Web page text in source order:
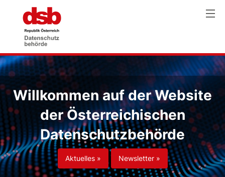
Willkommen auf der Website
der Österreichischen
Datenschutzbehörde
Aktuelles » Newsletter »